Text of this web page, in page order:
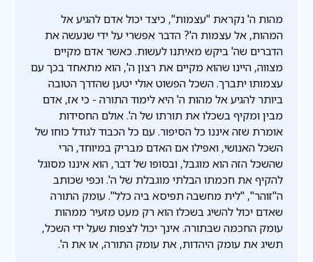
מהות ה' נקראת "עצמות", כיצד יכול אדם להגיע אל
המהות, אל עצמות ה'? הדבר אפשרי על ידי שנעשה את
הדברים שה' ביקש מאיתנו לעשות. כאשר אדם מקיים
מצווה, היינו שהוא מקיים את רצון ה', הוא מתאחד בכך עם
עצמותו יתברך. השכל הפשוט אולי יטען שהדרך הטובה
ביותר להגיע אל מהות ה' היא לימוד התורה - כי אז, אדם
מבין ומקיף בשכלו את תורתו של ה'. אולם החסידות
אומרת שזה איננו כל הסיפור. עם כל הכבוד לגודל כוחו של
השכל האנושי, ואפילו אם האדם מבריק במיוחד, הרי
שהשכל הזה הוא מוגבל, ובסופו של דבר, הוא איננו מסוגל
להקיף את חכמתו הבלתי מוגבלת של ה'. וכפי שכותב
ה"זוהר", "לית מחשבה תפיסא ביה כלל". עומק התורה
שאדם יכול להשיג בשכלו הוא רק מעט מזעיר ממהות
עומק החכמה שבתורה. אינך יכול לצפות שעל ידי השכל,
תשיג את עומק היהדות, את עומק התורה, או את ה'.